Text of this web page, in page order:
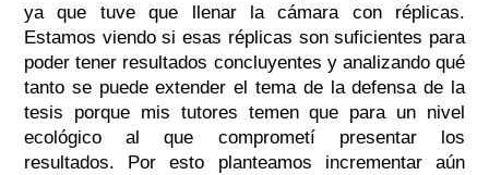
ya que tuve que llenar la cámara con réplicas.
Estamos viendo si esas réplicas son suficientes para
poder tener resultados concluyentes y analizando qué
tanto se puede extender el tema de la defensa de la
tesis porque mis tutores temen que para un nivel
ecológico al que comprometí presentar los
resultados. Por esto planteamos incrementar aún